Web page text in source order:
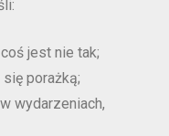
jest nie tak;
porażką;
wydarzeniach,